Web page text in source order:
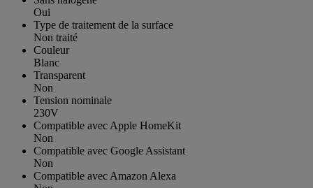
Oui
Type de traitement de la surface
Non traité
Couleur
Blanc
Transparent
Non
Tension nominale
230V
Compatible avec Apple HomeKit
Non
Compatible avec Google Assistant
Non
Compatible avec Amazon Alexa